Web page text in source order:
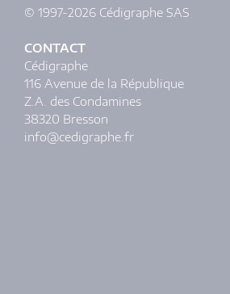
© 1997-2026 Cédigraphe SAS
CONTACT
Cédigraphe
116 Avenue de la République
Z.A. des Condamines
38320 Bresson
info@cedigraphe.fr